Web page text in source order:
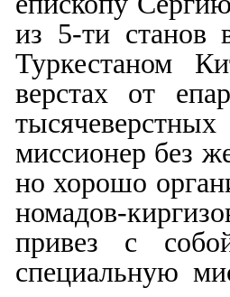
из 5-ти станов
Туркестаном
верстах от
миссионер без
но хорошо
номадов-
привез с
специальную